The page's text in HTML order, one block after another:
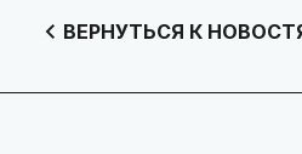
ВЕРНУТЬСЯ К